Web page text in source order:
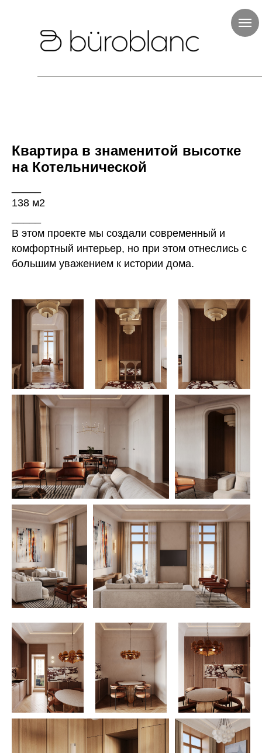
Квартира в знаменитой высотке
на Котельнической
138 м2
В этом проекте мы создали современный и
комфортный интерьер, но при этом отнеслись с
большим уважением к истории дома.